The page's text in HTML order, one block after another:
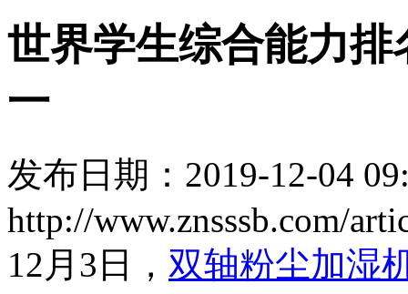
世界学生综合能力
一
发布日期：2019-12-04
http://www.znsssb.com/
12月3日， 双轴粉尘加湿